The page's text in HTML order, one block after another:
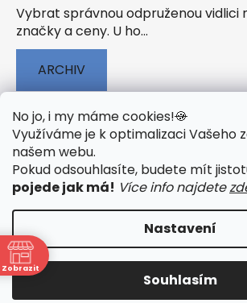
No jo, i my máme cookies!🍪
Využíváme je k optimalizaci Vašeho
našem webu.
Pokud odsouhlasíte, budete mít
pojede jak má! Více info najdete
Nastavení
Souhlasím
Vybrat správnou odpruženou vidlici
značky a ceny. U ho...
ARCHIV
🟢 TECHNOLOGIE
🟢 O
🟢 NÁVODY KE
Vytvořil Shoptet&
JumpSport.cz
Zobrazit